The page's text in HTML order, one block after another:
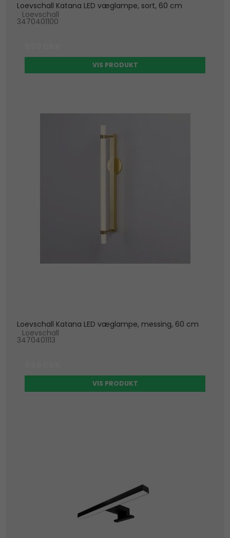
Loevschall Katana LED væglampe, sort, 60 cm
Loevschall
3470401100
VIS PRODUKT
Loevschall Katana LED væglampe, messing, 60 cm
Loevschall
3470401113
VIS PRODUKT